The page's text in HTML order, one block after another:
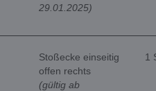
29.01.2025)
Stoßecke einseitig
offen rechts
(gültig ab
1